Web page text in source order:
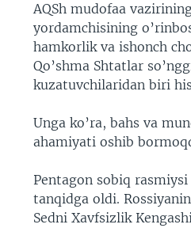
AQSh mudofaa
yordamchisining
hamkorlik va ishonch
Qo’shma Shtatlar
kuzatuvchilaridan biri
Unga ko’ra, bahs va
ahamiyati oshib
Pentagon sobiq
tanqidga oldi.
Sedni Xavfsizlik